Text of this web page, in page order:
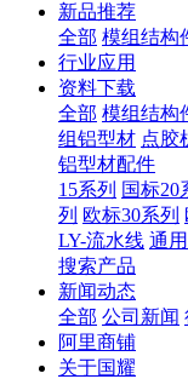
新品推荐
全部 模组结构
行业应用
资料下载
全部 模组结构
组铝型材 点胶
铝型材配件
15系列 国标20
列 欧标30系列
LY-流水线 通
搜索产品
新闻动态
全部 公司新闻
阿里商铺
关于国耀